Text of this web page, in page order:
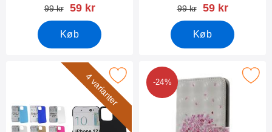
pris
99 kr pris
59 kr
Køb
pris
99 kr pris
59 kr
Køb
4 varianter
hardcase Cover iPhone 12 Pro Max (6.7) som favorit
-24%
Marker designwallet iPhone 12